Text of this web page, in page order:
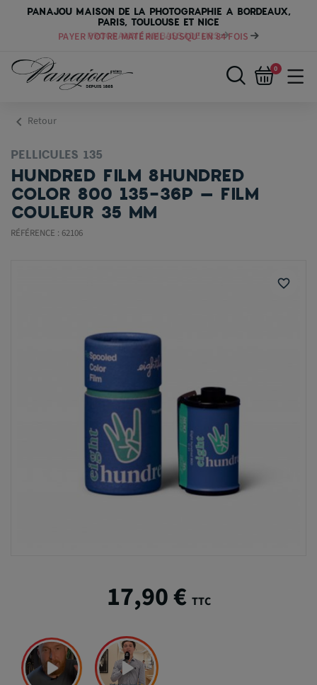
PANAJOU MAISON DE LA PHOTOGRAPHIE A BORDEAUX,
PARIS, TOULOUSE ET NICE
PAYER VOTRE MATÉRIEL JUSQU'EN 84 FOIS
0
chevron_left Retour
PELLICULES 135
HUNDRED FILM 8HUNDRED
COLOR 800 135-36P – FILM
COULEUR 35 MM
RÉFÉRENCE : 62106
favorite_border
17,90 € TTC